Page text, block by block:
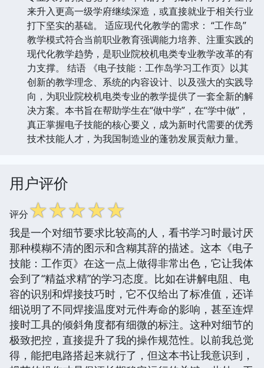
来升入更高一级学府继续深造，或直接就业于相关行业
打下坚实的基础。 适应现代化教学的需求： “工作岛”
教学模式符合当前职业教育强调能力培养、注重实践的
现代化教学趋势，是职业院校机电类专业教学改革的有
力支撑。 结语 《电子技能：工作岛学习工作页》以其
创新的教学理念、系统的内容设计、以及强大的实践导
向，为职业院校机电类专业的教学提供了一套全新的解
决方案。本书旨在帮助学生在“做中学”，在“学中做”，
真正掌握电子技能的核心要义，成为新时代需要的优秀
技术技能人才，为我国制造业的蓬勃发展贡献力量。
用户评价
评分☆☆☆☆☆
我是一个对细节要求比较高的人，看书学习时最讨厌
那种模糊不清的图示和含糊其辞的描述。这本《电子
技能：工作页》在这一点上做得非常出色，它让我体
会到了“精益求精”的学习态度。比如在讲解电阻、电
容的识别和焊接技巧时，它不仅给出了标准值，还详
细说明了不同焊接温度对元件寿命的影响，甚至连焊
接时工具的倾斜角度都有细微的标注。这种对细节的
极致把控，直接提升了我的操作规范性。以前我总觉
得，能把电路搭起来就行了，但这本书让我意识到，